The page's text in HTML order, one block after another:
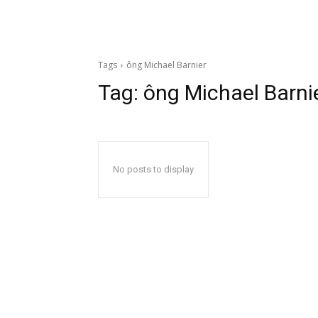
Tags ông Michael Barnier
Tag: ông Michael
No posts to display